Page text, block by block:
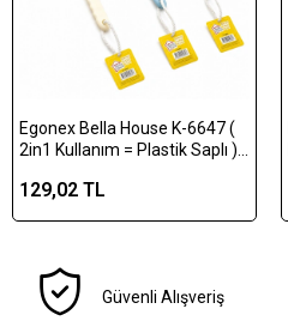
Egonex Bella House K-6647 (
2in1 Kullanım = Plastik Saplı )
38cm*12x10
129,02 TL
Güvenli Alışveriş